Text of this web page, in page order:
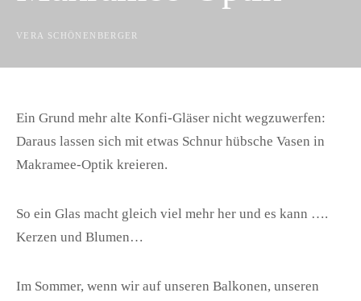
VERA SCHÖNENBERGER
Ein Grund mehr alte Konfi-Gläser nicht wegzuwerfen:
Daraus lassen sich mit etwas Schnur hübsche Vasen in
Makramee-Optik kreieren.
So ein Glas macht gleich viel mehr her und es kann ….
Kerzen und Blumen…
Im Sommer, wenn wir auf unseren Balkonen, unseren